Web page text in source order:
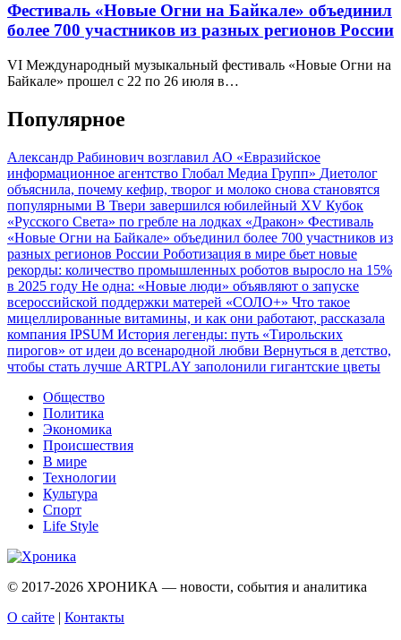
Фестиваль «Новые Огни на Байкале» объединил
более 700 участников из разных регионов России
VI Международный музыкальный фестиваль «Новые Огни на
Байкале» прошел с 22 по 26 июля в…
Популярное
Александр Рабинович возглавил АО «Евразийское
информационное агентство Глобал Медиа Групп» Диетолог
объяснила, почему кефир, творог и молоко снова становятся
популярными В Твери завершился юбилейный XV Кубок
«Русского Света» по гребле на лодках «Дракон» Фестиваль
«Новые Огни на Байкале» объединил более 700 участников из
разных регионов России Роботизация в мире бьет новые
рекорды: количество промышленных роботов выросло на 15%
в 2025 году Не одна: «Новые люди» объявляют о запуске
всероссийской поддержки матерей «СОЛО+» Что такое
мицеллированные витамины, и как они работают, рассказала
компания IPSUM История легенды: путь «Тирольских
пирогов» от идеи до всенародной любви Вернуться в детство,
чтобы стать лучше ARTPLAY заполонили гигантские цветы
Общество
Политика
Экономика
Происшествия
В мире
Технологии
Культура
Спорт
Life Style
© 2017-2026 ХРОНИКА — новости, события и аналитика
О сайте | Контакты